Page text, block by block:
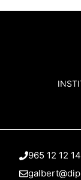
965 12 12 14